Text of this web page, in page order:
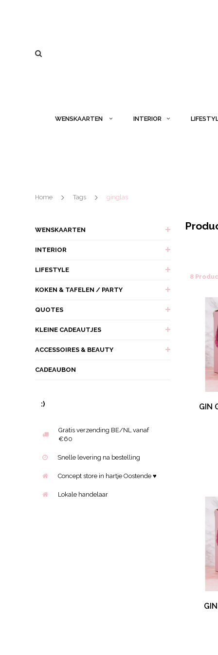
WENSKAARTEN INTERIOR
Home Tags ginglas
WENSKAARTEN
INTERIOR
LIFESTYLE
KOKEN & TAFELEN / PARTY
QUOTES
KLEINE CADEAUTJES
ACCESSOIRES & BEAUTY
CADEAUBON
:)
Gratis verzending BE/NL vanaf
€60
Snelle levering na bestelling
Concept store in hartje Oostende ♥
Lokale handelaar
8
GIN